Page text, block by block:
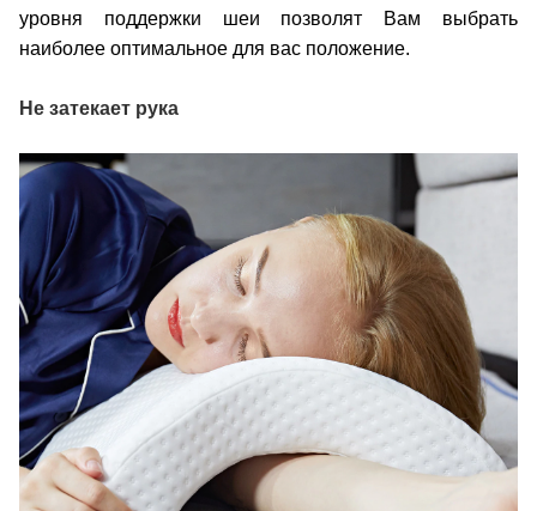
уровня поддержки шеи позволят Вам выбрать
наиболее оптимальное для вас положение.
Не затекает рука